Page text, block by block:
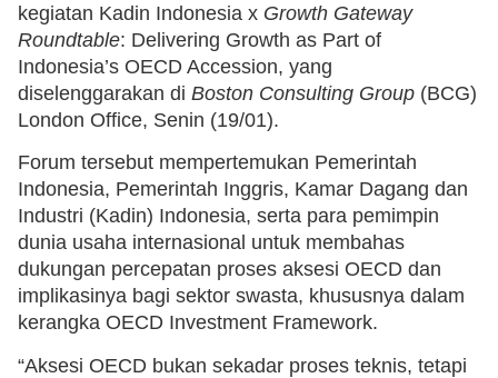
kegiatan Kadin Indonesia x Growth Gateway
Roundtable: Delivering Growth as Part of
Indonesia’s OECD Accession, yang
diselenggarakan di Boston Consulting Group (BCG)
London Office, Senin (19/01).
Forum tersebut mempertemukan Pemerintah
Indonesia, Pemerintah Inggris, Kamar Dagang dan
Industri (Kadin) Indonesia, serta para pemimpin
dunia usaha internasional untuk membahas
dukungan percepatan proses aksesi OECD dan
implikasinya bagi sektor swasta, khususnya dalam
kerangka OECD Investment Framework.
“Aksesi OECD bukan sekadar proses teknis, tetapi